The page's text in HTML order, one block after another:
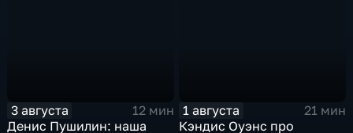
3 августа
12 мин
Денис Пушилин: наша
1 августа
21 мин
Кэндис Оуэнс про